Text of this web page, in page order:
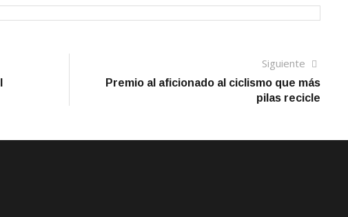
Siguiente
artículo
Premio al aficionado al ciclismo que más
pilas recicle